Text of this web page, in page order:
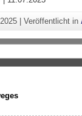
| Veröffentlicht in